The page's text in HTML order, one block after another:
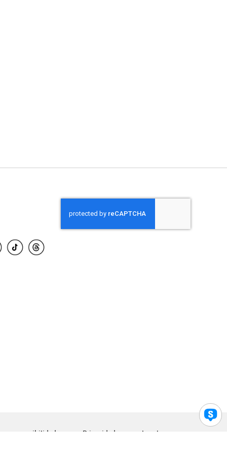
accesibilidad Privacidad Legal